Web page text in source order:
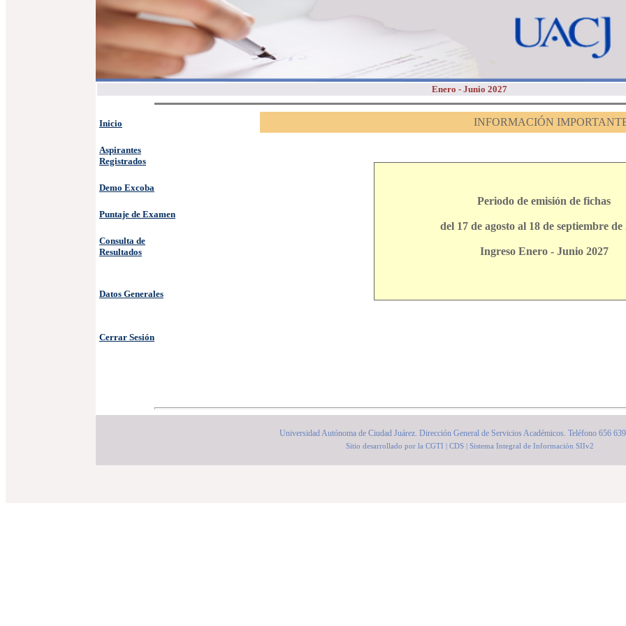
Enero - Junio 2027
Inicio
Aspirantes
Registrados
Demo Excoba
Puntaje de Examen
Consulta de
Resultados
Datos Generales
Cerrar Sesión
INFORMACIÓN
Periodo de emisión de fichas
del 17 de agosto al 18 de septiembre de
Ingreso Enero - Junio 2027
Universidad Autónoma de Ciudad Juárez. Dirección General de Servicios Académicos. Teléfono 656
Sitio desarrollado por la CGTI | CDS | Sistema Integral de Información SIIv2